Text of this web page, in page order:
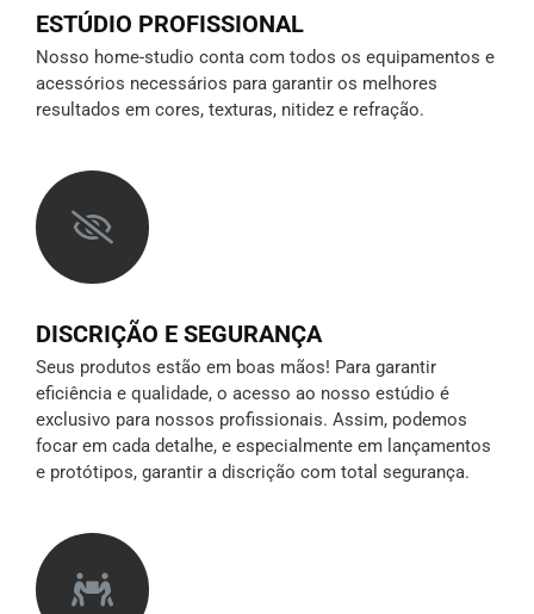
ESTÚDIO PROFISSIONAL
Nosso home-studio conta com todos os equipamentos e
acessórios necessários para garantir os melhores
resultados em cores, texturas, nitidez e refração.
DISCRIÇÃO E SEGURANÇA
Seus produtos estão em boas mãos! Para garantir
eficiência e qualidade, o acesso ao nosso estúdio é
exclusivo para nossos profissionais. Assim, podemos
focar em cada detalhe, e especialmente em lançamentos
e protótipos, garantir a discrição com total segurança.